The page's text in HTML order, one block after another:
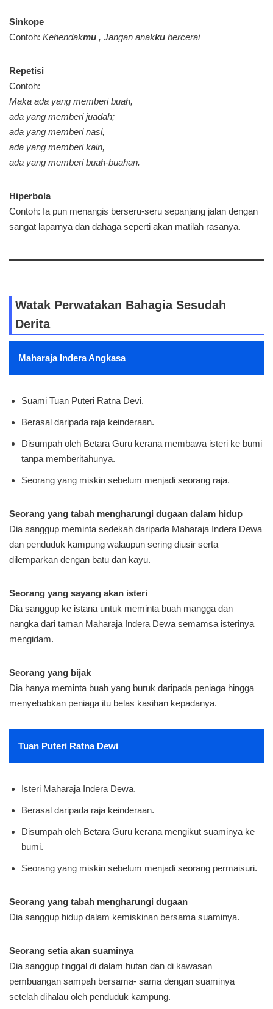
Sinkope
Contoh: Kehendakmu , Jangan anakku bercerai
Repetisi
Contoh:
Maka ada yang memberi buah,
ada yang memberi juadah;
ada yang memberi nasi,
ada yang memberi kain,
ada yang memberi buah-buahan.
Hiperbola
Contoh: Ia pun menangis berseru-seru sepanjang jalan dengan
sangat laparnya dan dahaga seperti akan matilah rasanya.
Watak Perwatakan Bahagia Sesudah
Derita
Maharaja Indera Angkasa
Suami Tuan Puteri Ratna Devi.
Berasal daripada raja keinderaan.
Disumpah oleh Betara Guru kerana membawa isteri ke bumi
tanpa memberitahunya.
Seorang yang miskin sebelum menjadi seorang raja.
Seorang yang tabah mengharungi dugaan dalam hidup
Dia sanggup meminta sedekah daripada Maharaja Indera Dewa
dan penduduk kampung walaupun sering diusir serta
dilemparkan dengan batu dan kayu.
Seorang yang sayang akan isteri
Dia sanggup ke istana untuk meminta buah mangga dan
nangka dari taman Maharaja Indera Dewa semamsa isterinya
mengidam.
Seorang yang bijak
Dia hanya meminta buah yang buruk daripada peniaga hingga
menyebabkan peniaga itu belas kasihan kepadanya.
Tuan Puteri Ratna Dewi
Isteri Maharaja Indera Dewa.
Berasal daripada raja keinderaan.
Disumpah oleh Betara Guru kerana mengikut suaminya ke
bumi.
Seorang yang miskin sebelum menjadi seorang permaisuri.
Seorang yang tabah mengharungi dugaan
Dia sanggup hidup dalam kemiskinan bersama suaminya.
Seorang setia akan suaminya
Dia sanggup tinggal di dalam hutan dan di kawasan
pembuangan sampah bersama- sama dengan suaminya
setelah dihalau oleh penduduk kampung.